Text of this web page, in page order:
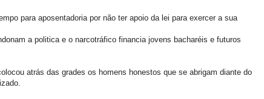
para aposentadoria por não ter apoio da lei para exercer a sua
a politica e o narcotráfico financia jovens bacharéis e futuros
atrás das grades os homens honestos que se abrigam diante do